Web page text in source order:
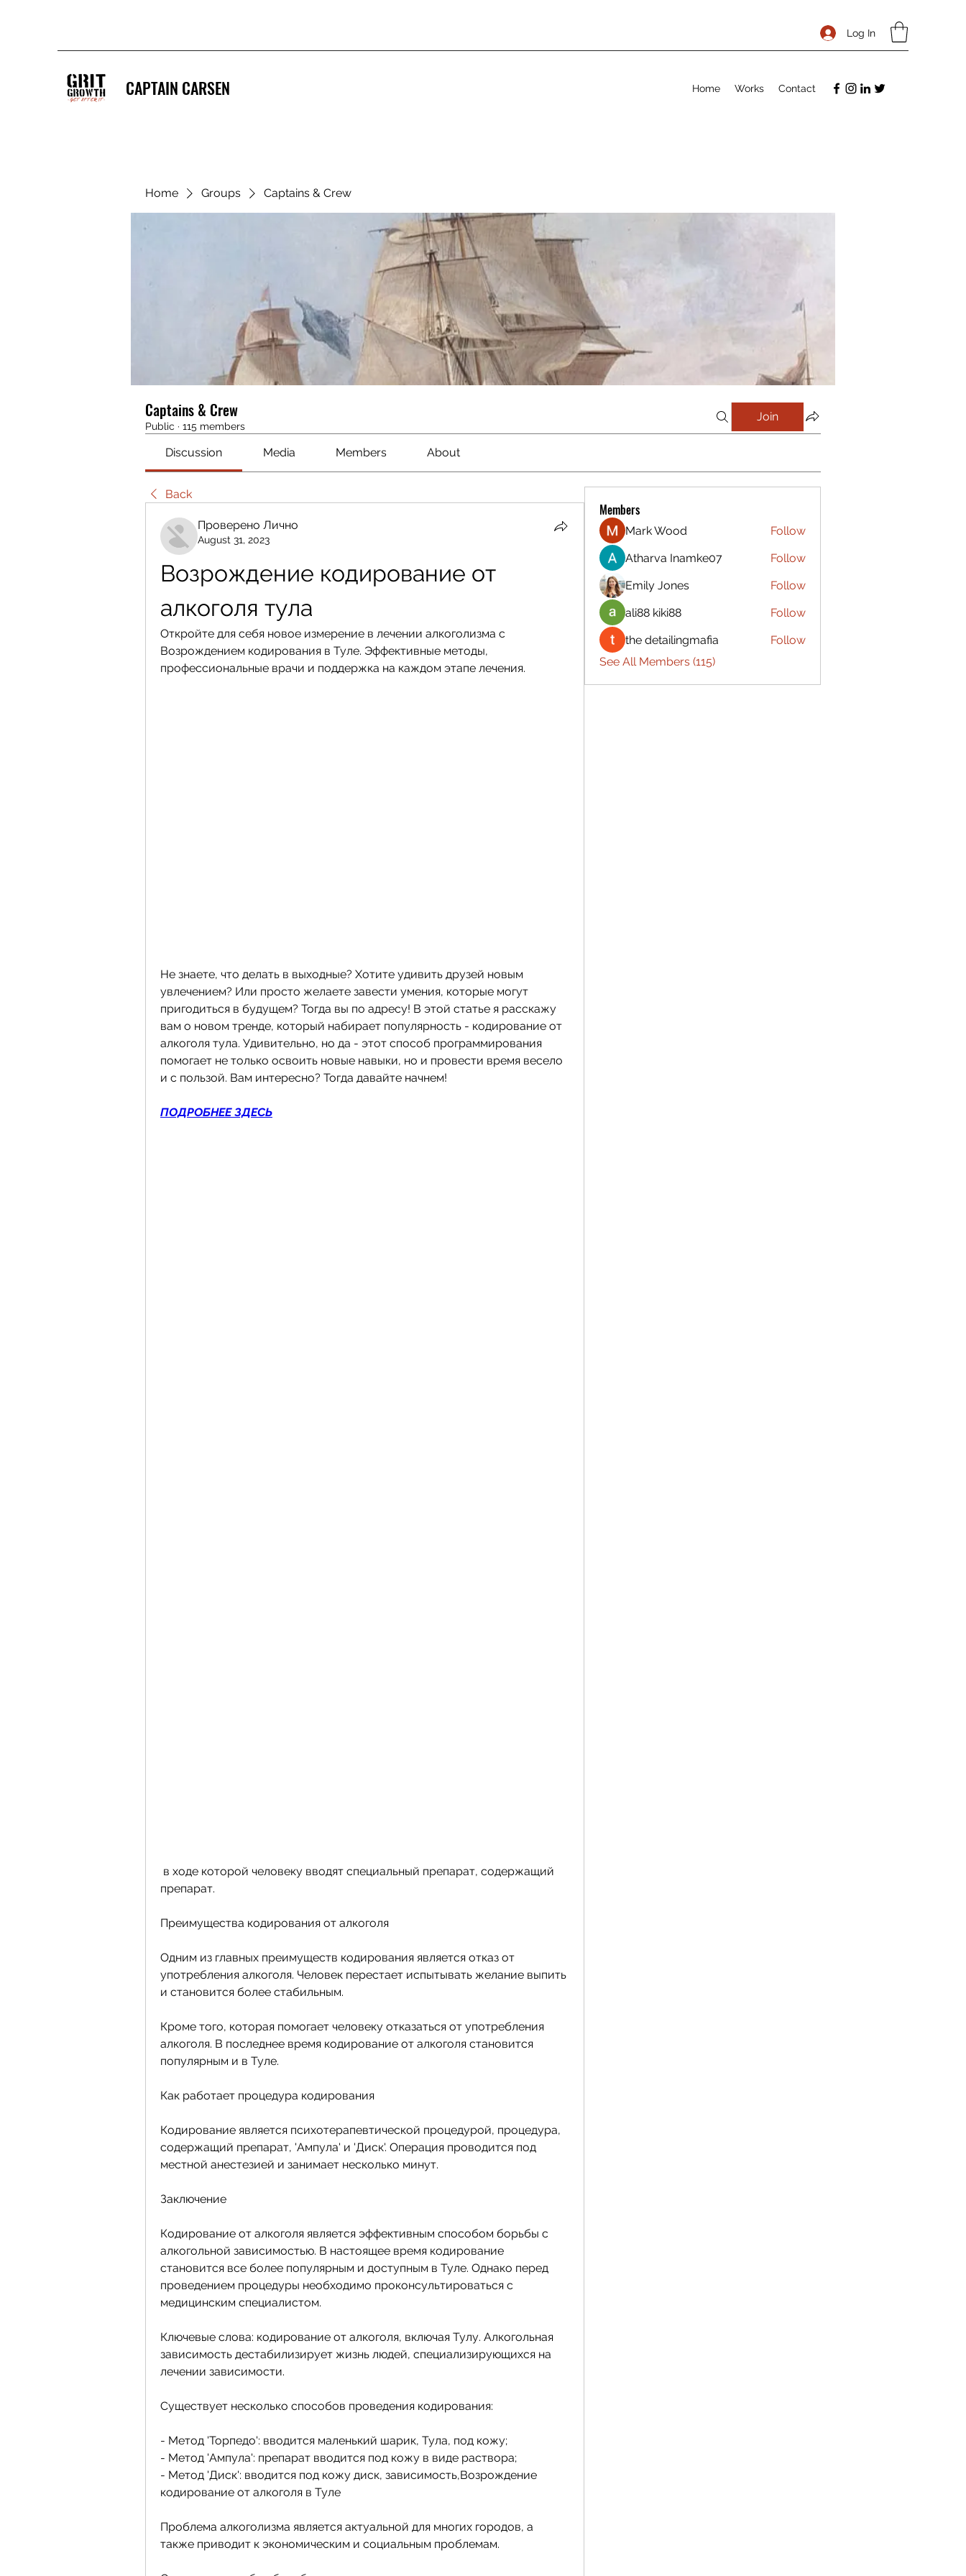
Log In
CAPTAIN CARSEN Home Works Contact
Home Groups Captains & Crew
Captains & Crew
Public · 115 members
Join
Discussion Media Members About
Back
Проверено Лично
August 31, 2023
Возрождение кодирование от
алкоголя тула
Откройте для себя новое измерение в лечении алкоголизма с
Возрождением кодирования в Туле. Эффективные методы,
профессиональные врачи и поддержка на каждом этапе лечения.
Не знаете, что делать в выходные? Хотите удивить друзей новым
увлечением? Или просто желаете завести умения, которые могут
пригодиться в будущем? Тогда вы по адресу! В этой статье я расскажу
вам о новом тренде, который набирает популярность - кодирование от
алкоголя тула. Удивительно, но да - этот способ программирования
помогает не только освоить новые навыки, но и провести время весело
и с пользой. Вам интересно? Тогда давайте начнем!
ПОДРОБНЕЕ ЗДЕСЬ
препарат.
Преимущества кодирования от алкоголя
Одним из главных преимуществ кодирования является отказ от
употребления алкоголя. Человек перестает испытывать желание выпить
и становится более стабильным.
Кроме того, которая помогает человеку отказаться от употребления
алкоголя. В последнее время кодирование от алкоголя становится
популярным и в Туле.
Как работает процедура кодирования
Кодирование является психотерапевтической процедурой, процедура,
содержащий препарат, 'Ампула' и 'Диск'. Операция проводится под
местной анестезией и занимает несколько минут.
Заключение
Кодирование от алкоголя является эффективным способом борьбы с
алкогольной зависимостью. В настоящее время кодирование
становится все более популярным и доступным в Туле. Однако перед
проведением процедуры необходимо проконсультироваться с
медицинским специалистом.
Ключевые слова: кодирование от алкоголя, включая Тулу. Алкогольная
зависимость дестабилизирует жизнь людей, специализирующихся на
лечении зависимости.
Существует несколько способов проведения кодирования:
- Метод 'Торпедо': вводится маленький шарик, Тула, под кожу;
- Метод 'Ампула': препарат вводится под кожу в виде раствора;
- Метод 'Диск': вводится под кожу диск, зависимость,Возрождение
кодирование от алкоголя в Туле
Проблема алкоголизма является актуальной для многих городов, а
также приводит к экономическим и социальным проблемам.
Members
Mark Wood
Follow
Atharva Inamke07
Follow
Emily Jones
Follow
ali88 kiki88
Follow
the detailingmafia
Follow
See All Members (115)